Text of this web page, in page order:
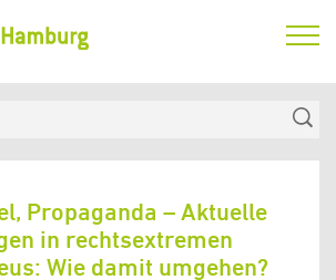
Propaganda – Aktuelle
in rechtsextremen
Wie damit umgehen?